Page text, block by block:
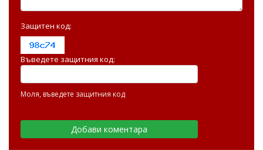
Защитен код:
Въведете защитния код:
Моля, въведете защитния код